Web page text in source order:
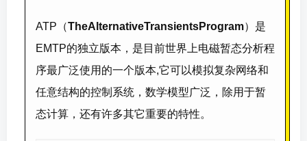
ATP（TheAlternativeTransientsProgram）是
EMTP的独立版本，是目前世界上电磁暂态分析程
序最广泛使用的一个版本,它可以模拟复杂网络和
任意结构的控制系统，数学模型广泛，除用于暂
态计算，还有许多其它重要的特性。